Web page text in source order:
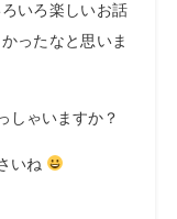
いろ楽しいお話
ったなと思いま
しゃいますか？
いね